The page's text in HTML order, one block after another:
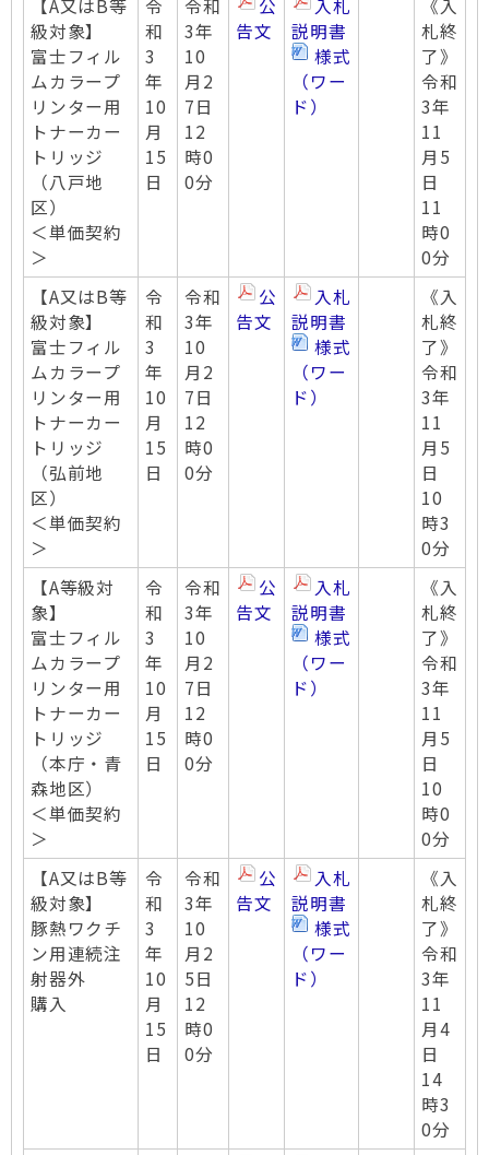
【A又はB等
級対象】
富士フィル
ムカラープ
リンター用
トナーカー
トリッジ
（八戸地
区）
＜単価契約
＞
令
和
3
年
10
月
15
日
令和
3年
10
月2
7日
12
時0
0分
公
告文
入札
説明書
様式
（ワー
ド）
《入
札終
了》
令和
3年
11
月5
日
11
時0
0分
【A又はB等
級対象】
富士フィル
ムカラープ
リンター用
トナーカー
トリッジ
（弘前地
区）
＜単価契約
＞
令
和
3
年
10
月
15
日
令和
3年
10
月2
7日
12
時0
0分
公
告文
入札
説明書
様式
（ワー
ド）
《入
札終
了》
令和
3年
11
月5
日
10
時3
0分
【A等級対
象】
富士フィル
ムカラープ
リンター用
トナーカー
トリッジ
（本庁・青
森地区）
＜単価契約
＞
令
和
3
年
10
月
15
日
令和
3年
10
月2
7日
12
時0
0分
公
告文
入札
説明書
様式
（ワー
ド）
《入
札終
了》
令和
3年
11
月5
日
10
時0
0分
【A又はB等
級対象】
豚熱ワクチ
ン用連続注
射器外
購入
令
和
3
年
10
月
15
日
令和
3年
10
月2
5日
12
時0
0分
公
告文
入札
説明書
様式
（ワー
ド）
《入
札終
了》
令和
3年
11
月4
日
14
時3
0分